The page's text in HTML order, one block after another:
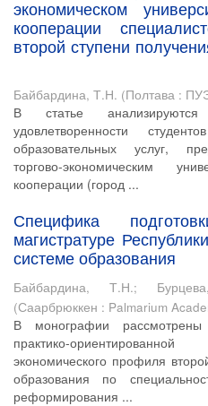
экономическом
кооперации
второй ступени
Байбардина, Т.Н. (Полтава :
В статье анализируются
удовлетворенности
образовательных услуг,
торгово-экономическим
кооперации (город ...
Специфика
магистратуре
системе образования
Байбардина, Т.Н.;
(Саарбрюккен : Palmarium
В монографии
практико-
экономического профиля
образования по
реформирования ...